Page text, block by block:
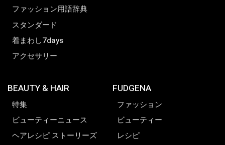
ファッション用語辞典
スタンダード
着まわし7days
アクセサリー
BEAUTY & HAIR
特集
ビューティーニュース
ヘアレシピ ストーリーズ
FUDGENA
ファッション
ビューティー
レシピ